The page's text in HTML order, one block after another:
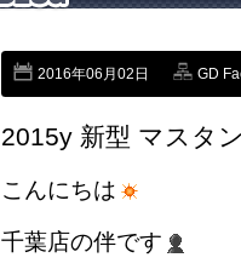
2016年06月02日 GD
2015y 新型 マスタ
こんにちは
千葉店の伴です